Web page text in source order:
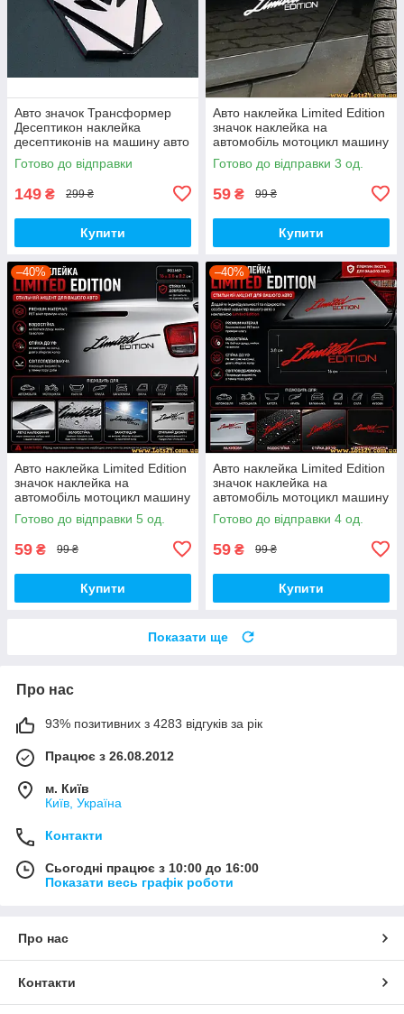
Авто значок Трансформер
Десептикон наклейка
десептиконів на машину авто
наклейки на кузов бампер
скло двері капот крила
Готово до відправки
149 ₴ 299 ₴
Купити
Авто наклейка Limited Edition
значок наклейка на
автомобіль мотоцикл машину
капот крила багажник вікно
скло кузов
Готово до відправки 3 од.
59 ₴ 99 ₴
Купити
–40%
Авто наклейка Limited Edition
значок наклейка на
автомобіль мотоцикл машину
капот крила багажник вікно
скло кузов
Готово до відправки 5 од.
59 ₴ 99 ₴
Купити
–40%
Авто наклейка Limited Edition
значок наклейка на
автомобіль мотоцикл машину
капот крила багажник вікно
скло кузов
Готово до відправки 4 од.
59 ₴ 99 ₴
Купити
Показати ще
Про нас
93% позитивних з 4283 відгуків за рік
Працює з 26.08.2012
м. Київ
Київ, Україна
Контакти
Сьогодні працює з 10:00 до 16:00
Показати весь графік роботи
Про нас
Контакти